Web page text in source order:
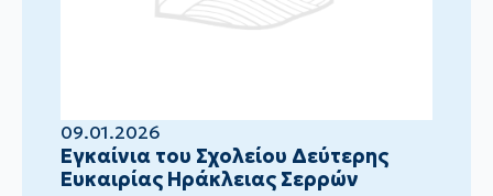
09.01.2026
Eγκαίνια του Σχολείου Δεύτερης
Ευκαιρίας Ηράκλειας Σερρών